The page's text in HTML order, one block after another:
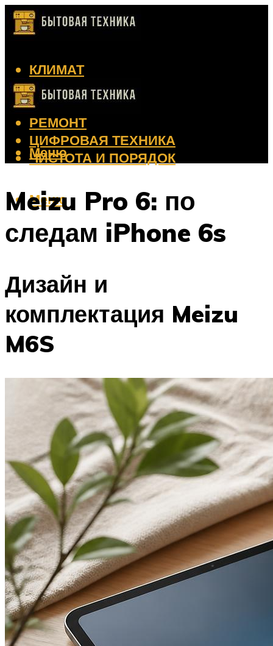
КЛИМАТ
КРАСОТА
КУХНЯ
РЕМОНТ
ЦИФРОВАЯ ТЕХНИКА
ЧИСТОТА И ПОРЯДОК
Меню
Меню
Meizu Pro 6: по
следам iPhone 6s
Дизайн и
комплектация Meizu
M6S